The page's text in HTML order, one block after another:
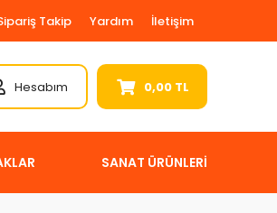
Takip Yardım İletişim
Hesabım 0,00 TL
SANAT ÜRÜNLERİ